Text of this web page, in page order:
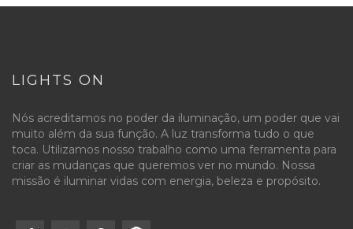
LIGHTS ON
Nós acreditamos no poder da iluminação, um poder que vai
muito além da sua função. A luz transforma tudo o que
toca. Utilizamos nosso trabalho como uma ferramenta para
criar as mudanças que queremos ver no mundo. Nossa
missão é iluminar vidas com energia, beleza e propósito.